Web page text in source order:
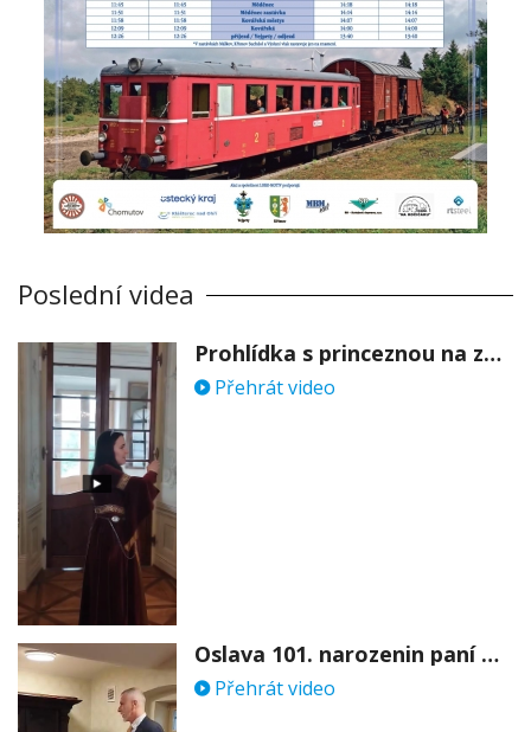
Poslední videa
Prohlídka s princeznou na zámku Stekník
Přehrát video
Oslava 101. narozenin paní Věry Skořepové
Přehrát video